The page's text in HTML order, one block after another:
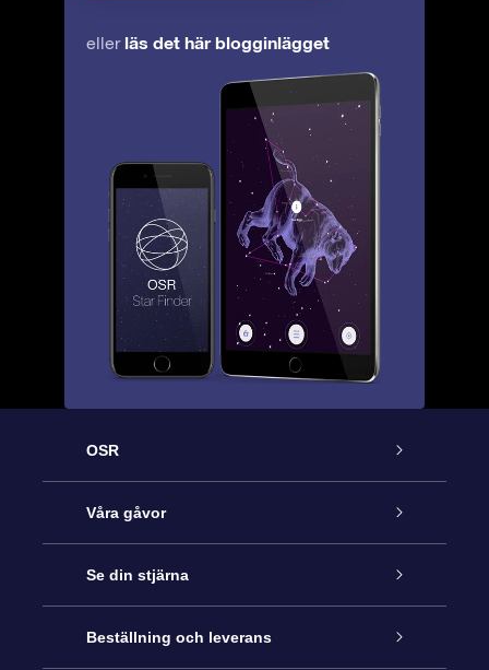
eller läs det här blogginlägget
OSR
Kundtjänst
Kontakta oss
Blogg
Våra gåvor
Online-Stjärngåva
OSR Gåvopaket
Se din stjärna
Stjärnregiste
Beställning och leverans